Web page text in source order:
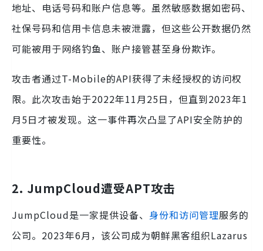
地址、电话号码和账户信息等。虽然敏感数据如密码、
社保号码和信用卡信息未被泄露，但这些公开数据仍然
可能被用于网络钓鱼、账户接管甚至身份欺诈。
攻击者通过T-Mobile的API获得了未经授权的访问权
限。此次攻击始于2022年11月25日，但直到2023年1
月5日才被发现。这一事件再次凸显了API安全防护的
重要性。
2. JumpCloud遭受APT攻击
JumpCloud是一家提供设备、 身份和访问管理服务的
公司。2023年6月，该公司成为朝鲜黑客组织Lazarus